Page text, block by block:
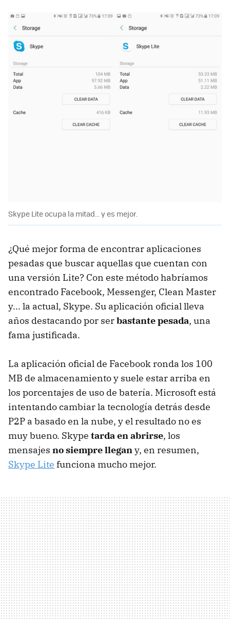
Skype Lite ocupa la mitad... y es mejor.
¿Qué mejor forma de encontrar aplicaciones
pesadas que buscar aquellas que cuentan con
una versión Lite? Con este método habríamos
encontrado Facebook, Messenger, Clean Master
y... la actual, Skype. Su aplicación oficial lleva
años destacando por serbastante pesada, una
fama justificada.
La aplicación oficial de Facebook ronda los 100
MB de almacenamiento y suele estar arriba en
los porcentajes de uso de batería. Microsoft está
intentando cambiar la tecnología detrás desde
P2P a basado en la nube, y el resultado no es
muy bueno. Skype tarda en abrirse, los
mensajes no siempre llegan y, en resumen,
Skype Lite funciona mucho mejor.